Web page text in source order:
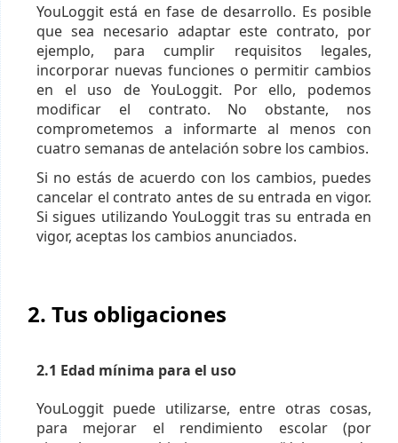
YouLoggit está en fase de desarrollo. Es posible
que sea necesario adaptar este contrato, por
ejemplo, para cumplir requisitos legales,
incorporar nuevas funciones o permitir cambios
en el uso de YouLoggit. Por ello, podemos
modificar el contrato. No obstante, nos
comprometemos a informarte al menos con
cuatro semanas de antelación sobre los cambios.
Si no estás de acuerdo con los cambios, puedes
cancelar el contrato antes de su entrada en vigor.
Si sigues utilizando YouLoggit tras su entrada en
vigor, aceptas los cambios anunciados.
2. Tus obligaciones
2.1 Edad mínima para el uso
YouLoggit puede utilizarse, entre otras cosas,
para mejorar el rendimiento escolar (por